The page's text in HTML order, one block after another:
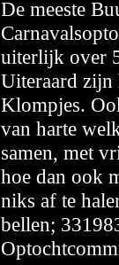
De meeste
uiterlijk over
Uiteraard zijn
Klompjes.
van harte
samen, met
hoe dan ook
niks af te
bellen;